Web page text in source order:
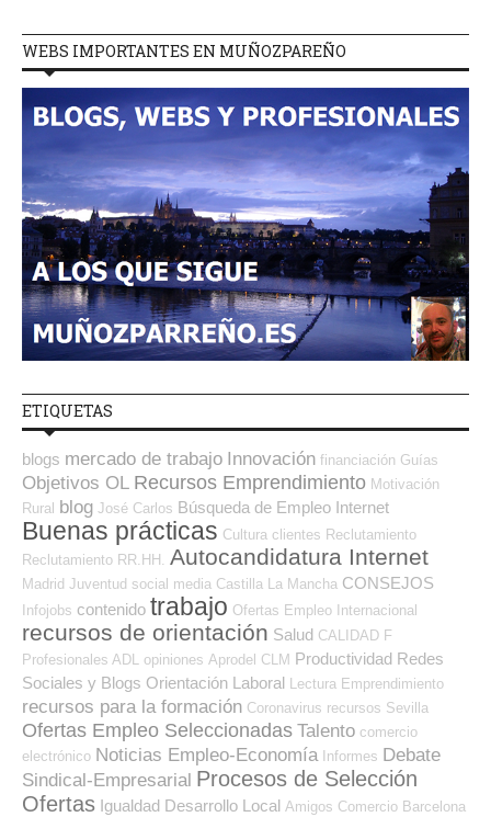
WEBS IMPORTANTES EN MUÑOZPAREÑO
ETIQUETAS
blogs mercado de trabajo Innovación financiación Guías
Objetivos OL Recursos Emprendimiento Motivación
Rural blog José Carlos Búsqueda de Empleo Internet
Buenas prácticas Cultura clientes Reclutamiento
Reclutamiento RR.HH. Autocandidatura Internet
Madrid Juventud social media Castilla La Mancha CONSEJOS
Infojobs contenido trabajo Ofertas Empleo Internacional
recursos de orientación Salud CALIDAD F
Profesionales ADL
opiniones Aprodel CLM Productividad Redes
Sociales y Blogs Orientación Laboral Lectura Emprendimiento
recursos para la formación Coronavirus recursos Sevilla
Ofertas Empleo Seleccionadas Talento comercio
electrónico Noticias Empleo-Economía Informes Debate
Sindical-Empresarial Procesos de Selección
Ofertas Igualdad Desarrollo Local Amigos Comercio Barcelona